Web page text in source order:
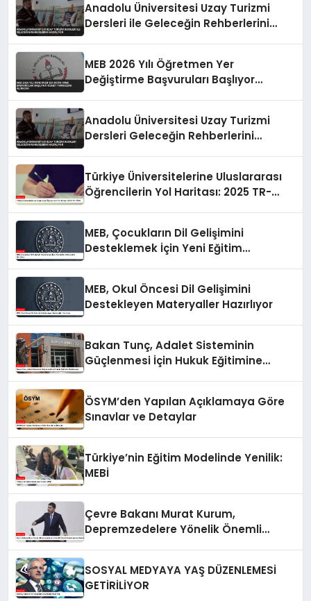
Anadolu Üniversitesi Uzay Turizmi
Dersleri ile Geleceğin Rehberlerini
MEB 2026 Yılı Öğretmen Yer
Değiştirme Başvuruları Başlıyor
Anadolu Üniversitesi Uzay Turizmi
Dersleri Geleceğin Rehberlerini
Türkiye Üniversitelerine Uluslararası
Öğrencilerin Yol Haritası: 2025 TR-
MEB, Çocukların Dil Gelişimini
Desteklemek İçin Yeni Eğitim
MEB, Okul Öncesi Dil Gelişimini
Destekleyen Materyaller Hazırlıyor
Bakan Tunç, Adalet Sisteminin
Güçlenmesi İçin Hukuk Eğitimine
ÖSYM’den Yapılan Açıklamaya Göre
Sınavlar ve Detaylar
Türkiye’nin Eğitim Modelinde Yenilik:
MEBİ
Çevre Bakanı Murat Kurum,
Depremzedelere Yönelik Önemli
SOSYAL MEDYAYA YAŞ DÜZENLEMESİ
GETİRİLİYOR